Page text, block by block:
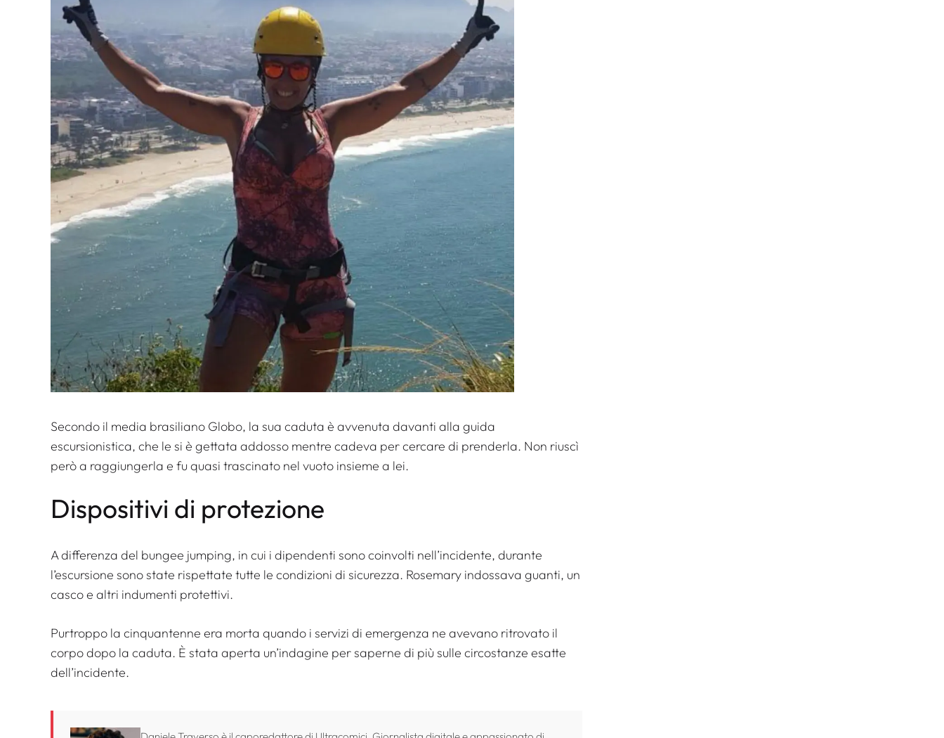
Secondo il media brasiliano Globo, la sua caduta è avvenuta davanti alla guida
escursionistica, che le si è gettata addosso mentre cadeva per cercare di prenderla. Non riuscì
però a raggiungerla e fu quasi trascinato nel vuoto insieme a lei.
Dispositivi di protezione
A differenza del bungee jumping, in cui i dipendenti sono coinvolti nell’incidente, durante
l’escursione sono state rispettate tutte le condizioni di sicurezza. Rosemary indossava guanti, un
casco e altri indumenti protettivi.
Purtroppo la cinquantenne era morta quando i servizi di emergenza ne avevano ritrovato il
corpo dopo la caduta. È stata aperta un’indagine per saperne di più sulle circostanze esatte
dell’incidente.